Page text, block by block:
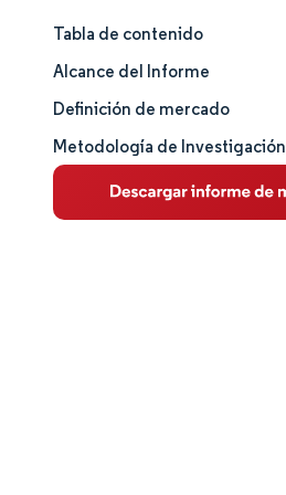
Tamaño y cuota de mercado
Análisis de mercado
Tendencias e ideas
Análisis de segmentos
Tabla de contenido
Alcance del Informe
Definición de mercado
Metodología de Investigación